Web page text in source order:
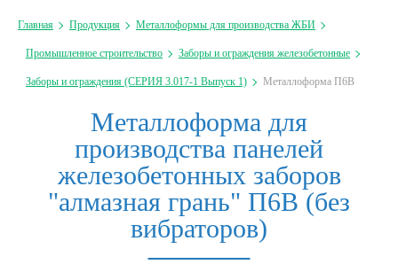
Главная Продукция Металлоформы для производства ЖБИ
Промышленное строительство Заборы и ограждения железобетонные
Заборы и ограждения (СЕРИЯ 3.017-1 Выпуск 1) Металлоформа П6В
Металлоформа для
производства панелей
железобетонных заборов
"алмазная грань" П6В (без
вибраторов)